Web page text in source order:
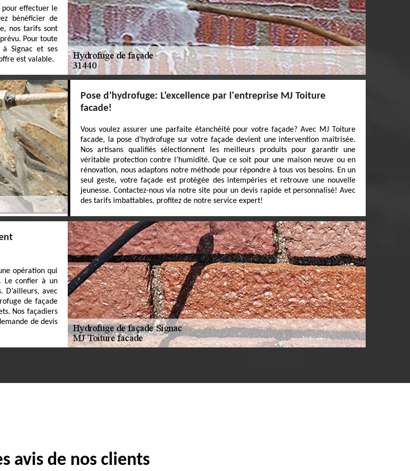
pour effectuer le
bénéficier de
nos tarifs sont
Pour toute
à Signac et ses
est valable.
Pose d’hydrofuge: L’excellence par l'entreprise MJ Toiture
facade!
Vous voulez assurer une parfaite étanchéité pour votre façade? Avec MJ Toiture
facade, la pose d’hydrofuge sur votre façade devient une intervention maîtrisée.
Nos artisans qualifiés sélectionnent les meilleurs produits pour garantir une
véritable protection contre l’humidité. Que ce soit pour une maison neuve ou en
rénovation, nous adaptons notre méthode pour répondre à tous vos besoins. En un
seul geste, votre façade est protégée des intempéries et retrouve une nouvelle
jeunesse. Contactez-nous via notre site pour un devis rapide et personnalisé! Avec
des tarifs imbattables, profitez de notre service expert!
opération qui
Le confier à un
D’ailleurs, avec
de façade
Nos façadiers
de devis
avis de nos clients